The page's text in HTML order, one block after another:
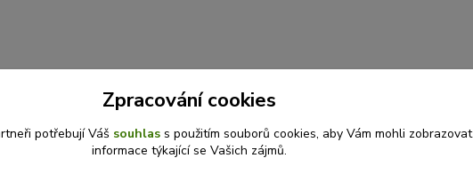
Zpracování cookies
potřebují Váš souhlass použitím souborů cookies, aby Vám mohli zobrazovat
informace týkající se Vašich zájmů.